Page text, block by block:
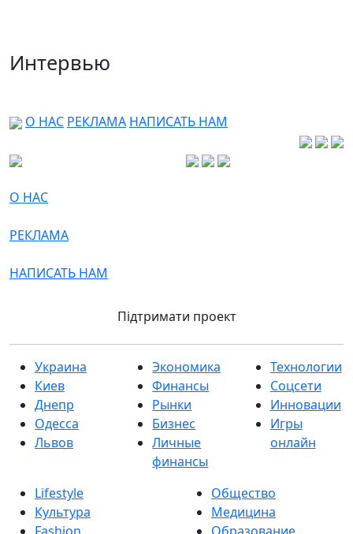
Интервью
О НАС РЕКЛАМА НАПИСАТЬ НАМ
О НАС
РЕКЛАМА
НАПИСАТЬ НАМ
Підтримати проект
Украина
Киев
Днепр
Одесса
Львов
Экономика
Финансы
Рынки
Бизнес
Личные
финансы
Технологии
Соцсети
Инновации
Игры
онлайн
Lifestyle
Культура
Общество
Медицина